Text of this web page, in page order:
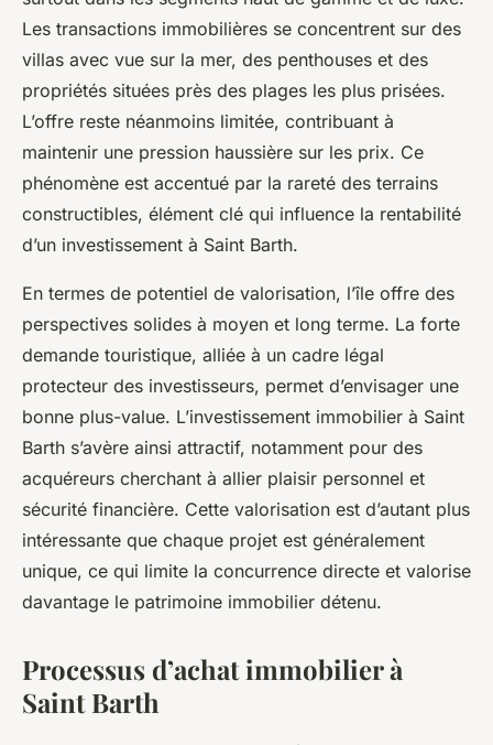
Les transactions immobilières se concentrent sur des
villas avec vue sur la mer, des penthouses et des
propriétés situées près des plages les plus prisées.
L’offre reste néanmoins limitée, contribuant à
maintenir une pression haussière sur les prix. Ce
phénomène est accentué par la rareté des terrains
constructibles, élément clé qui influence la rentabilité
d’un investissement à Saint Barth.
En termes de potentiel de valorisation, l’île offre des
perspectives solides à moyen et long terme. La forte
demande touristique, alliée à un cadre légal
protecteur des investisseurs, permet d’envisager une
bonne plus-value. L’investissement immobilier à Saint
Barth s’avère ainsi attractif, notamment pour des
acquéreurs cherchant à allier plaisir personnel et
sécurité financière. Cette valorisation est d’autant plus
intéressante que chaque projet est généralement
unique, ce qui limite la concurrence directe et valorise
davantage le patrimoine immobilier détenu.
Processus d’achat immobilier à
Saint Barth